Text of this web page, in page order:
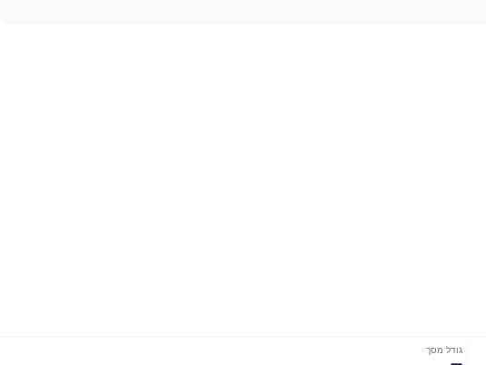
גודל מסך